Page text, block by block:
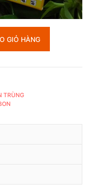
GIỎ HÀNG
TRÙNG